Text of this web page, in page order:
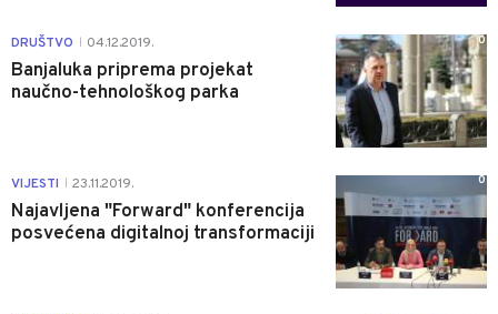
DRUŠTVO 04.12.2019.
Banjaluka priprema projekat
naučno-tehnološkog parka
0
VIJESTI 23.11.2019.
Najavljena "Forward" konferencija
posvećena digitalnoj transformaciji
0